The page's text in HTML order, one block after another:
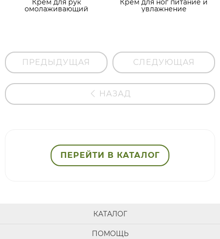
Крем для рук
омолаживающий
Крем для ног питание и
увлажнение
ПРЕДЫДУЩАЯ СЛЕДУЮЩАЯ
НАЗАД
ПЕРЕЙТИ В КАТАЛОГ
КАТАЛОГ
ПОМОЩЬ